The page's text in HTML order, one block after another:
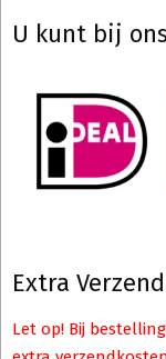
U kunt bij
Extra
Let op! Bij